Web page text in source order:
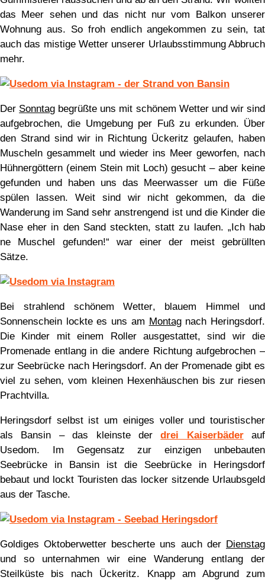
das Meer sehen und das nicht nur vom Balkon unserer
Wohnung aus. So froh endlich angekommen zu sein, tat
auch das mistige Wetter unserer Urlaubsstimmung Abbruch
mehr.
Der Sonntag begrüßte uns mit schönem Wetter und wir sind
aufgebrochen, die Umgebung per Fuß zu erkunden. Über
den Strand sind wir in Richtung Ückeritz gelaufen, haben
Muscheln gesammelt und wieder ins Meer geworfen, nach
Hühnergöttern (einem Stein mit Loch) gesucht – aber keine
gefunden und haben uns das Meerwasser um die Füße
spülen lassen. Weit sind wir nicht gekommen, da die
Wanderung im Sand sehr anstrengend ist und die Kinder die
Nase eher in den Sand steckten, statt zu laufen. „Ich hab
ne Muschel gefunden!“ war einer der meist gebrüllten
Sätze.
Bei strahlend schönem Wetter, blauem Himmel und
Sonnenschein lockte es uns am Montagnach Heringsdorf.
Die Kinder mit einem Roller ausgestattet, sind wir die
Promenade entlang in die andere Richtung aufgebrochen –
zur Seebrücke nach Heringsdorf. An der Promenade gibt es
viel zu sehen, vom kleinen Hexenhäuschen bis zur riesen
Prachtvilla.
Heringsdorf selbst ist um einiges voller und touristischer
als Bansin – das kleinste derdrei Kaiserbäderauf
Usedom. Im Gegensatz zur einzigen unbebauten
Seebrücke in Bansin ist die Seebrücke in Heringsdorf
bebaut und lockt Touristen das locker sitzende Urlaubsgeld
aus der Tasche.
Goldiges Oktoberwetter bescherte uns auch der Dienstag
und so unternahmen wir eine Wanderung entlang der
Steilküste bis nach Ückeritz. Knapp am Abgrund zum